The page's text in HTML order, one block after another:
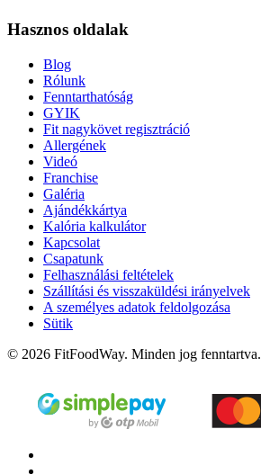
Hasznos oldalak
Blog
Rólunk
Fenntarthatóság
GYIK
Fit nagykövet regisztráció
Allergének
Videó
Franchise
Galéria
Ajándékkártya
Kalória kalkulátor
Kapcsolat
Csapatunk
Felhasználási feltételek
Szállítási és visszaküldési irányelvek
A személyes adatok feldolgozása
Sütik
© 2026 FitFoodWay. Minden jog fenntartva.